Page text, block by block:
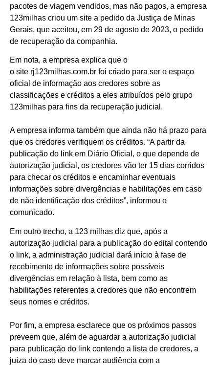
pacotes de viagem vendidos, mas não pagos, a empresa
123milhas criou um site a pedido da Justiça de Minas
Gerais, que aceitou, em 29 de agosto de 2023, o pedido
de recuperação da companhia.
Em nota, a empresa explica que o
o site rj123milhas.com.br foi criado para ser o espaço
oficial de informação aos credores sobre as
classificações e créditos a eles atribuídos pelo grupo
123milhas para fins da recuperação judicial.
A empresa informa também que ainda não há prazo para
que os credores verifiquem os créditos. “A partir da
publicação do link em Diário Oficial, o que depende de
autorização judicial, os credores vão ter 15 dias corridos
para checar os créditos e encaminhar eventuais
informações sobre divergências e habilitações em caso
de não identificação dos créditos”, informou o
comunicado.
Em outro trecho, a 123 milhas diz que, após a
autorização judicial para a publicação do edital contendo
o link, a administração judicial dará início à fase de
recebimento de informações sobre possíveis
divergências em relação à lista, bem como as
habilitações referentes a credores que não encontrem
seus nomes e créditos.
Por fim, a empresa esclarece que os próximos passos
preveem que, além de aguardar a autorização judicial
para publicação do link contendo a lista de credores, a
juíza do caso deve marcar audiência com a